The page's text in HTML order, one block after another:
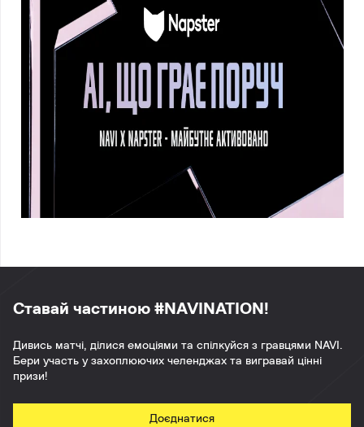
Ставай частиною #NAVINATION!
Дивись матчі, ділися емоціями та спілкуйся з гравцями NAVI.
Бери участь у захоплюючих челенджах та вигравай цінні
призи!
Доєднатися